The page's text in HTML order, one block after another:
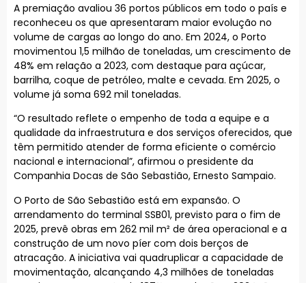
A premiação avaliou 36 portos públicos em todo o país e
reconheceu os que apresentaram maior evolução no
volume de cargas ao longo do ano. Em 2024, o Porto
movimentou 1,5 milhão de toneladas, um crescimento de
48% em relação a 2023, com destaque para açúcar,
barrilha, coque de petróleo, malte e cevada. Em 2025, o
volume já soma 692 mil toneladas.
“O resultado reflete o empenho de toda a equipe e a
qualidade da infraestrutura e dos serviços oferecidos, que
têm permitido atender de forma eficiente o comércio
nacional e internacional”, afirmou o presidente da
Companhia Docas de São Sebastião, Ernesto Sampaio.
O Porto de São Sebastião está em expansão. O
arrendamento do terminal SSB01, previsto para o fim de
2025, prevê obras em 262 mil m² de área operacional e a
construção de um novo píer com dois berços de
atracação. A iniciativa vai quadruplicar a capacidade de
movimentação, alcançando 4,3 milhões de toneladas